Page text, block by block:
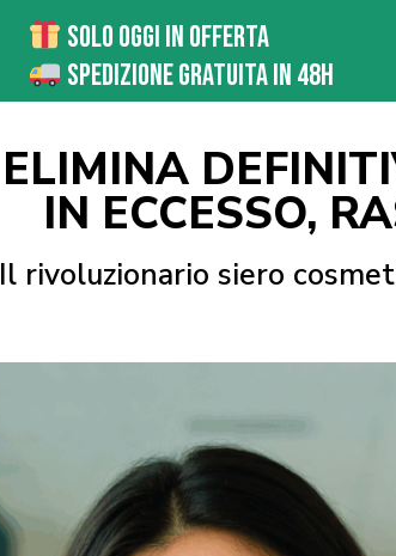
Solo Oggi in offerta
Spedizione Gratuita in 48H
ELIMINA
IN ECCESSO,
Il rivoluzionario siero